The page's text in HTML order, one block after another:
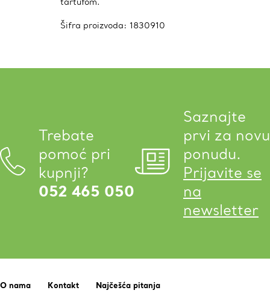
Šifra proizvoda: 1830910
Trebate
pomoć pri
kupnji?
052 465 050
Saznajte
prvi za novu
ponudu.
Prijavite se
na
newsletter
O nama Kontakt
Najčešća pitanja